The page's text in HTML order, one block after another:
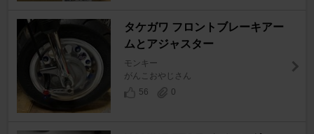
タケガワ フロントブレーキアー
ムとアジャスター
モンキー
がんこおやじさん
56
0